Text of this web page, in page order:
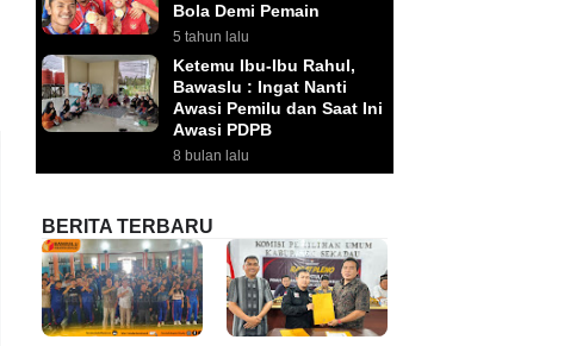
Bola Demi Pemain
5 tahun lalu
Ketemu Ibu-Ibu Rahul,
Bawaslu : Ingat Nanti
Awasi Pemilu dan Saat Ini
Awasi PDPB
8 bulan lalu
BERITA TERBARU